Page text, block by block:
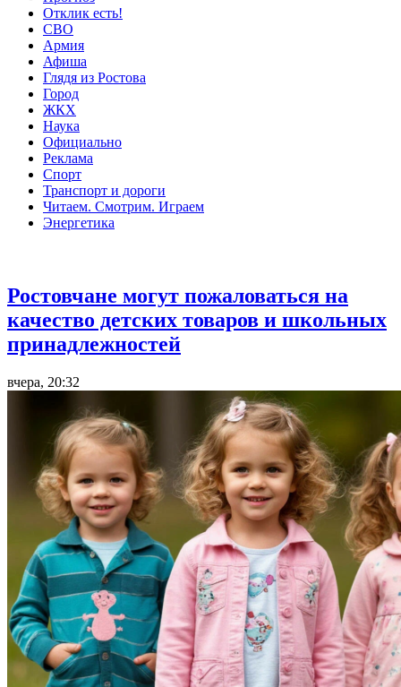
Отклик есть!
СВО
Армия
Афиша
Глядя из Ростова
Город
ЖКХ
Наука
Официально
Реклама
Спорт
Транспорт и дороги
Читаем. Смотрим. Играем
Энергетика
Ростовчане могут пожаловаться на
качество детских товаров и школьных
принадлежностей
вчера, 20:32